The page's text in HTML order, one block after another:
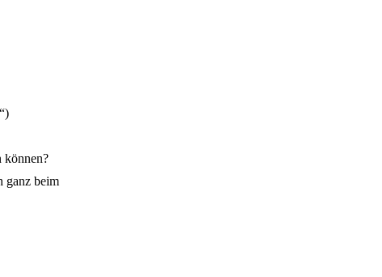
können?
ganz beim